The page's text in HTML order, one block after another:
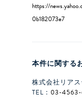
https://
0b182073e7
本件に関する
株式会社リア
TEL： 03-